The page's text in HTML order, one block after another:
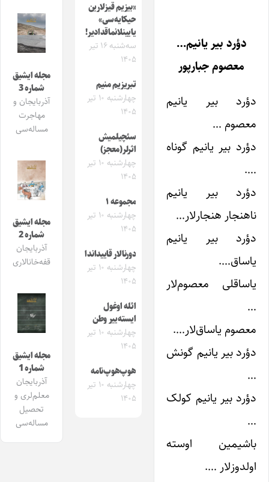
دؤرد بیر یانیم…
معصوم جبارپور
دؤرد بیر یانیم
معصوم …
دؤرد بیر یانیم گوناه
….
دؤرد بیر یانیم
ناهنجار هنجار‌لار…
دؤرد بیر یانیم
یاساق….
یاساقلی معصوم‌لار
…
معصوم یاساق‌لار….
دؤرد بیر یانیم گونش
…
دؤرد بیر یانیم کولک
…
باشیمین اوسته
اولدوز‌لار ….
«بیزیم قیزلارین
حیکایه‌سی»
یایینلانماقدادیر!
سه‌شنبه ۱۶ تیر
۱۴۰۵
تبریزیم منیم
چهارشنبه ۱۰ تیر
۱۴۰۵
سئچیلمیش
اثرلر(معجز)
چهارشنبه ۱۰ تیر
۱۴۰۵
مجموعه ۱
چهارشنبه ۱۰ تیر
۱۴۰۵
دورنالار قاییداندا
چهارشنبه ۱۰ تیر
۱۴۰۵
ائله اوغول
ایسته‌ییر وطن
چهارشنبه ۱۰ تیر
۱۴۰۵
هوپ‌هوپ‌نامه
چهارشنبه ۱۰ تیر
۱۴۰۵
مجله ایشیق
شماره 3
آذربایجان و
مهاجرت
مساله‌سی
مجله ایشیق
شماره 2
آذربایجان
قفه‌خانالاری
مجله ایشیق
شماره 1
آذربایجان
معلم‌لری و
تحصیل
مساله‌سی